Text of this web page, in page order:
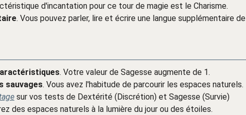
d'incantation pour ce tour de magie est le Charisme.
. Vous pouvez parler, lire et écrire une langue supplémentaire de
. Votre valeur de Sagesse augmente de 1.
sauvages. Vous avez l'habitude de parcourir les espaces naturels.
sur vos tests de Dextérité (Discrétion) et Sagesse (Survie)
des espaces naturels à la lumière du jour ou des étoiles.